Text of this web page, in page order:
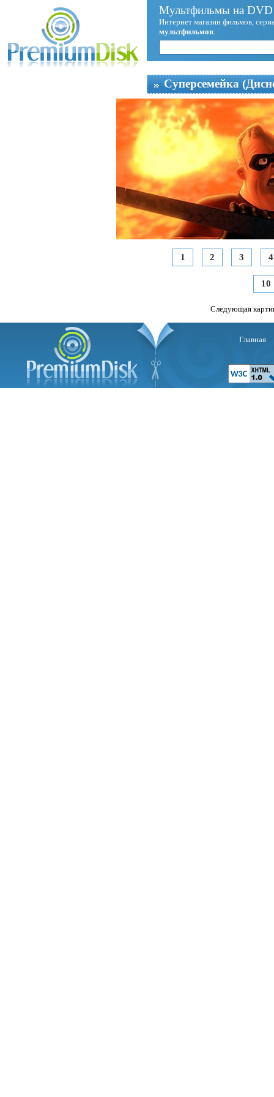
Мультфильмы на
Интернет магазин фильмов,
мультфильмов.
Суперсемейка
1 2 3 4
10
Следующая
Главная